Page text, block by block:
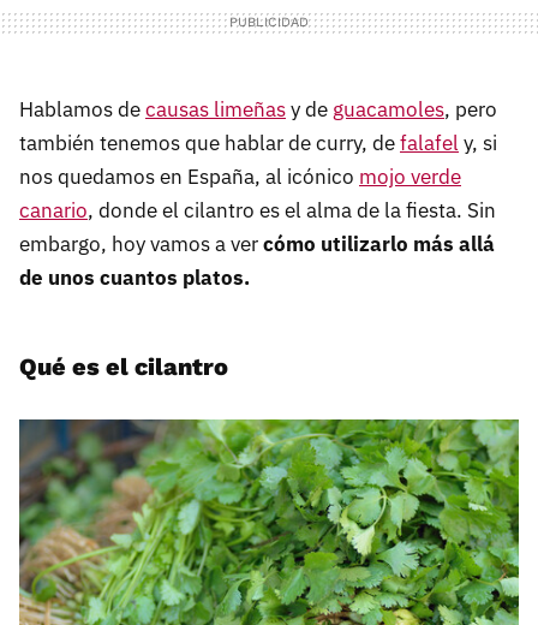
Hablamos decausas limeñasy de guacamoles, pero
también tenemos que hablar de curry, defalafely, si
nos quedamos en España, al icónico mojo verde
canario, donde el cilantro es el alma de la fiesta. Sin
embargo, hoy vamos a vercómo utilizarlo más allá
de unos cuantos platos.
Qué es el cilantro